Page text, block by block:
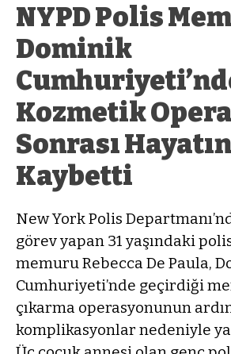
NYPD Polis
Dominik
Kozmetik
Sonrası
Kaybetti
New York Polis
görev yapan 31 yaşındaki
memuru Rebecca De Paula,
Cumhuriyeti’nde geçirdiği
çıkarma operasyonunun
komplikasyonlar nedeniyle